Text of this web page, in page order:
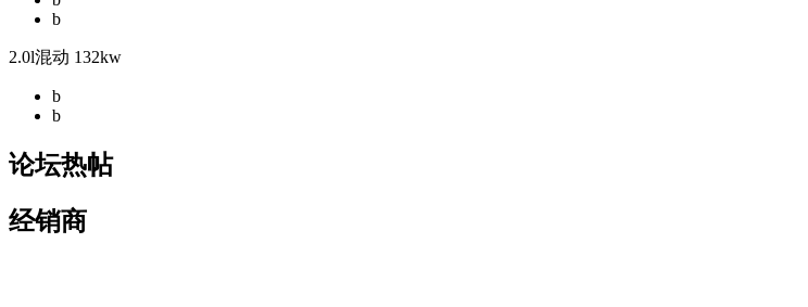
b
2.0l混动 132kw
b
b
论坛热帖
经销商